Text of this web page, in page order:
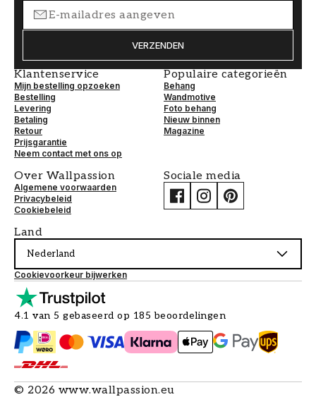
VERZENDEN
Klantenservice
Mijn bestelling opzoeken
Bestelling
Levering
Betaling
Retour
Prijsgarantie
Neem contact met ons op
Populaire categorieën
Behang
Wandmotive
Foto behang
Nieuw binnen
Magazine
Over Wallpassion
Algemene voorwaarden
Privacybeleid
Cookiebeleid
Sociale media
Land
Nederland
Cookievoorkeur bijwerken
4.1 van 5 gebaseerd op 185 beoordelingen
© 2026 www.wallpassion.eu